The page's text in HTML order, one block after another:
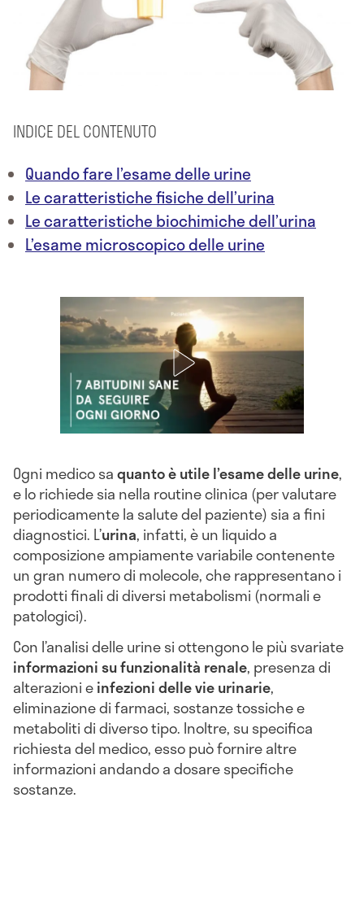
INDICE DEL CONTENUTO
Quando fare l’esame delle urine
Le caratteristiche fisiche dell’urina
Le caratteristiche biochimiche dell’urina
L’esame microscopico delle urine
Ogni medico saquanto è utile l’esame delle urine,
e lo richiede sia nella routine clinica (per valutare
periodicamente la salute del paziente) sia a fini
diagnostici. L’urina, infatti, è un liquido a
composizione ampiamente variabile contenente
un gran numero di molecole, che rappresentano i
prodotti finali di diversi metabolismi (normali e
patologici).
Con l’analisi delle urine si ottengono le più svariate
informazionisu funzionalità renale, presenza di
alterazioni einfezioni delle vie urinarie,
eliminazione di farmaci, sostanze tossiche e
metaboliti di diverso tipo. Inoltre, su specifica
richiesta del medico, esso può fornire altre
informazioni andando a dosare specifiche
sostanze.